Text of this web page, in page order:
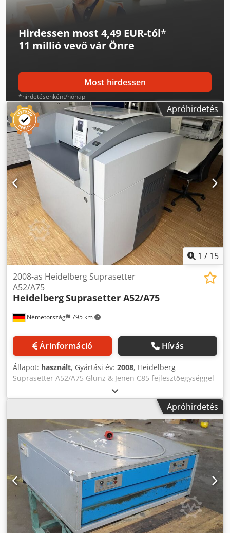
Hirdessen most 4,49 EUR-tól*
11 millió vevővár Önre
Most hirdessen
*hirdetésenként/hónap
Apróhirdetés
1 / 15
Németország 795 km
2008-as Heidelberg Suprasetter
A52/A75
HeidelbergSuprasetter A52/A75
Árinformáció Hívás
Állapot: használt, Gyártási év: 2008, Heidelberg
Suprasetter A52/A75 Glunz & Jenen C85 fejlesztőegységgel
Típus: PJ003.0000 Lézerfej: 64 dióda A52 formátum: max.
lemezméret 676 × 530 mm A75 formátum: max.
lemezméret 676 × 760 mm Crjdpfezk H Igex Alwef 200–240
V~, 50/60 Hz, 8 A
Apróhirdetés